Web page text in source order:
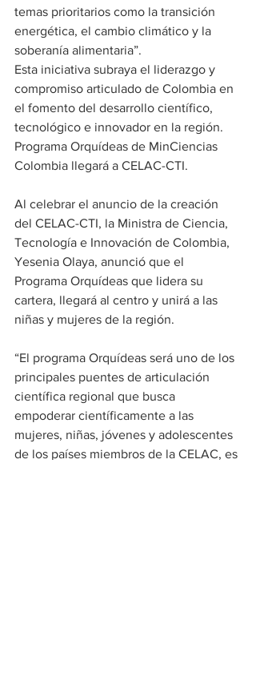
temas prioritarios como la transición
energética, el cambio climático y la
soberanía alimentaria”.
Esta iniciativa subraya el liderazgo y
compromiso articulado de Colombia en
el fomento del desarrollo científico,
tecnológico e innovador en la región.
Programa Orquídeas de MinCiencias
Colombia llegará a CELAC-CTI.
Al celebrar el anuncio de la creación
del CELAC-CTI, la Ministra de Ciencia,
Tecnología e Innovación de Colombia,
Yesenia Olaya, anunció que el
Programa Orquídeas que lidera su
cartera, llegará al centro y unirá a las
niñas y mujeres de la región.
“El programa Orquídeas será uno de los
principales puentes de articulación
científica regional que busca
empoderar científicamente a las
mujeres, niñas, jóvenes y adolescentes
de los países miembros de la CELAC, es